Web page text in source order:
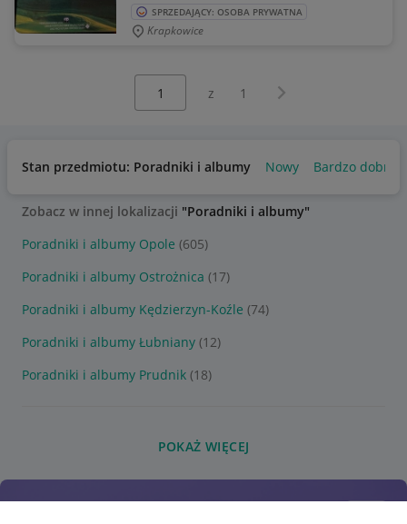
SPRZEDAJĄCY: OSOBA PRYWATNA
Krapkowice
z 1 Następna strona
Stan przedmiotu: Poradniki i albumy Nowy Bardzo dobry
Zobacz w innej lokalizacji "Poradniki i albumy"
Poradniki i albumy Opole (605)
Poradniki i albumy Ostrożnica (17)
Poradniki i albumy Kędzierzyn-Koźle (74)
Poradniki i albumy Łubniany (12)
Poradniki i albumy Prudnik (18)
POKAŻ WIĘCEJ